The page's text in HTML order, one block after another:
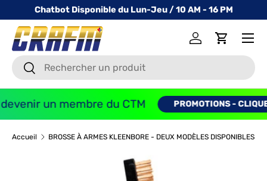
ALLER AU CONTENU
Chatbot Disponible du Lun-Jeu / 10 AM - 16 PM
Recherche
Recherche
Se connecter
Panier
Menu
un membre du CTM PROMOTIONS -
Accueil BROSSE À ARMES KLEENBORE - DEUX MODÈLES DISPONIBLES
Image 2 est maintenant disponible en vue de la galerie